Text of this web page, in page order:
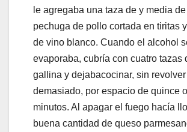
le agregaba una taza de y media
pechuga de pollo cortada en tiritas
de vino blanco. Cuando el alcohol
evaporaba, cubría con cuatro tazas
gallina y dejabacocinar, sin revolver
demasiado, por espacio de quince
minutos. Al apagar el fuego hacía
buena cantidad de queso